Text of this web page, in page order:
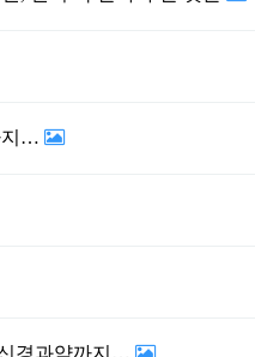
지…
경과약까지…